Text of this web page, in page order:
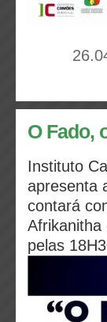
O Fado,
Instituto
apresenta
contará
Afrikanitha
pelas